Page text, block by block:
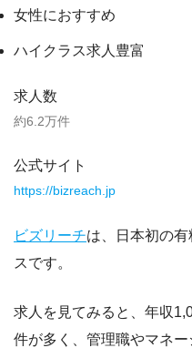
女性におすすめ
ハイクラス求人豊富
求人数
約6.2万件
公式サイト
https://bizreach.jp
ビズリーチは、日本初の
スです。
求人を見てみると、年収
件が多く、管理職やマネ